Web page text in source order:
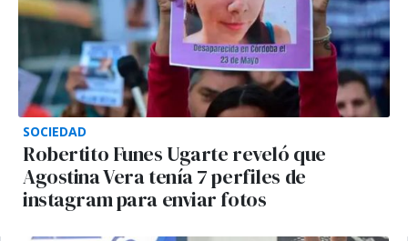
SOCIEDAD
Robertito Funes Ugarte reveló que
Agostina Vera tenía 7 perfiles de
instagram para enviar fotos